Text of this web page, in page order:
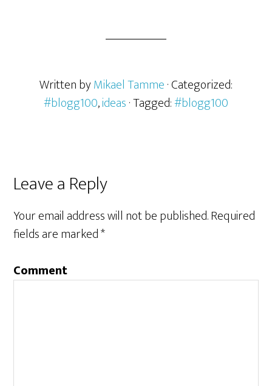
Written byMikael Tamme· Categorized:
#blogg100,ideas· Tagged:#blogg100
Leave a Reply
Your email address will not be published.Required
fields are marked*
Comment